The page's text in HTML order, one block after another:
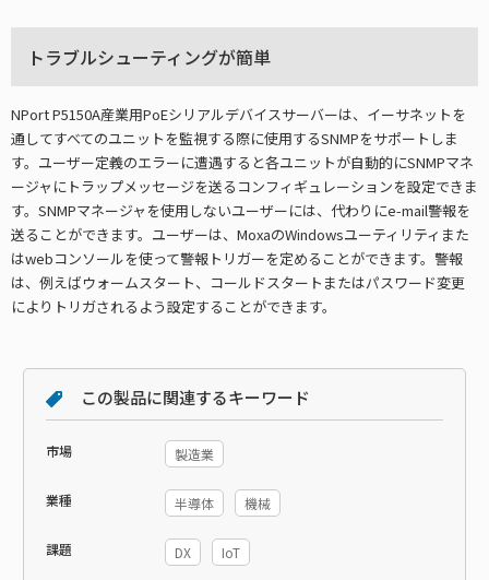
トラブルシューティングが簡単
NPort P5150A産業用PoEシリアルデバイスサーバーは、イーサネットを
通してすべてのユニットを監視する際に使用するSNMPをサポートしま
す。ユーザー定義のエラーに遭遇すると各ユニットが自動的にSNMPマネ
ージャにトラップメッセージを送るコンフィギュレーションを設定できま
す。SNMPマネージャを使用しないユーザーには、代わりにe-mail警報を
送ることができます。ユーザーは、MoxaのWindowsユーティリティまた
はwebコンソールを使って警報トリガーを定めることができます。警報
は、例えばウォームスタート、コールドスタートまたはパスワード変更
によりトリガされるよう設定することができます。
この製品に関連するキーワード
市場 製造業
業種 半導体 機械
課題 DX IoT